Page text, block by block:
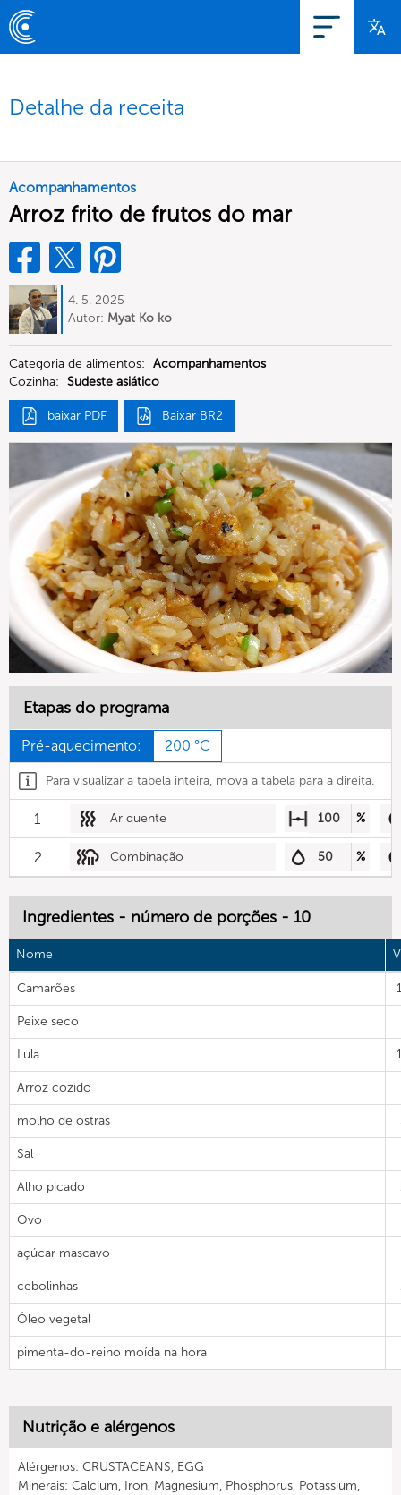
Detalhe da receita
Acompanhamentos
Arroz frito de frutos do mar
4. 5. 2025
Autor: Myat Ko ko
Categoria de alimentos: Acompanhamentos
Cozinha: Sudeste asiático
baixar PDF Baixar BR2
Etapas do programa
Pré-aquecimento: 200 °C
Para visualizar a tabela inteira, mova a tabela para a direita.
1 Ar quente 100 %
2 Combinação 50 %
Ingredientes - número de porções - 10
Nome
Camarões
Peixe seco
Lula
Arroz cozido
molho de ostras
Sal
Alho picado
Ovo
açúcar mascavo
cebolinhas
Óleo vegetal
pimenta-do-reino moída na hora
Nutrição e alérgenos
Alérgenos: CRUSTACEANS, EGG
Minerais: Calcium, Iron, Magnesium, Phosphorus, Potassium,